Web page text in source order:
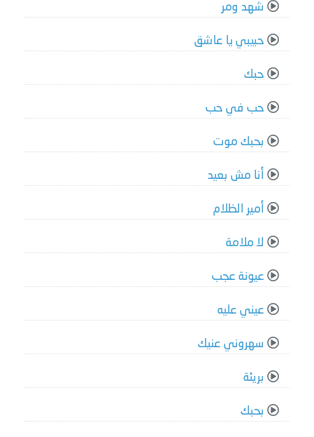
شهد ومر
حبيبي يا عاشق
حبك
حب في حب
بحبك موت
أنا مش بعيد
أمير الظلام
لا ملامة
عيونة عجب
عيني عليه
سهروني عنيك
بريئة
بحبك